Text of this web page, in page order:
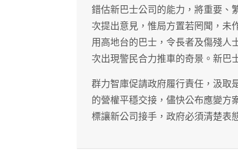
錯估新巴士公司的能力，將重要、
次提出意見，惟局方置若罔聞，未
用高地台的巴士，令長者及傷殘人
次出現警民合力推車的奇景。新巴
群力智庫促請政府履行責任，汲取
的營權平穩交接，儘快公布應變方
標讓新公司接手，政府必須清楚表